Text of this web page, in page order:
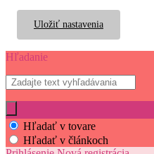
Uložiť nastavenia
Hľadanie
Hľadať v tovare
Hľadať v článkoch